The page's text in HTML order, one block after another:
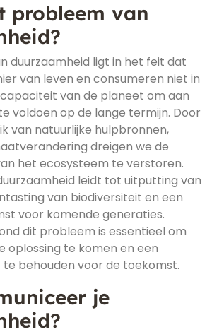
probleem van
duurzaamheid ligt in het feit dat
van leven en consumeren niet in
van de planeet om aan
voldoen op de lange termijn. Door
van natuurlijke hulpbronnen,
dreigen we de
het ecosysteem te verstoren.
leidt tot uitputting van
van biodiversiteit en een
voor komende generaties.
dit probleem is essentieel om
oplossing te komen en een
behouden voor de toekomst.
je